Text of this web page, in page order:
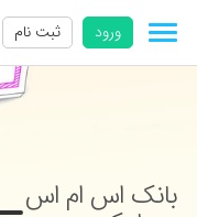
ورود ثبت نام
بانک اس ام اس